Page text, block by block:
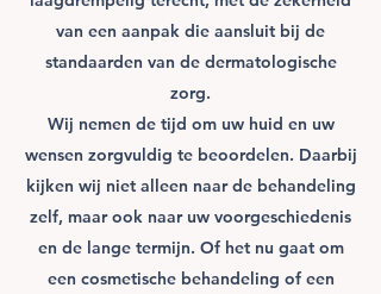
van een aanpak die aansluit bij de
standaarden van de dermatologische
zorg.
Wij nemen de tijd om uw huid en uw
wensen zorgvuldig te beoordelen. Daarbij
kijken wij niet alleen naar de behandeling
zelf, maar ook naar uw voorgeschiedenis
en de lange termijn. Of het nu gaat om
een cosmetische behandeling of een